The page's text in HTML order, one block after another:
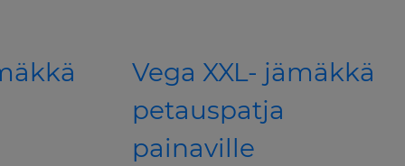
Vega XXL- jämäkkä
petauspatja
painaville